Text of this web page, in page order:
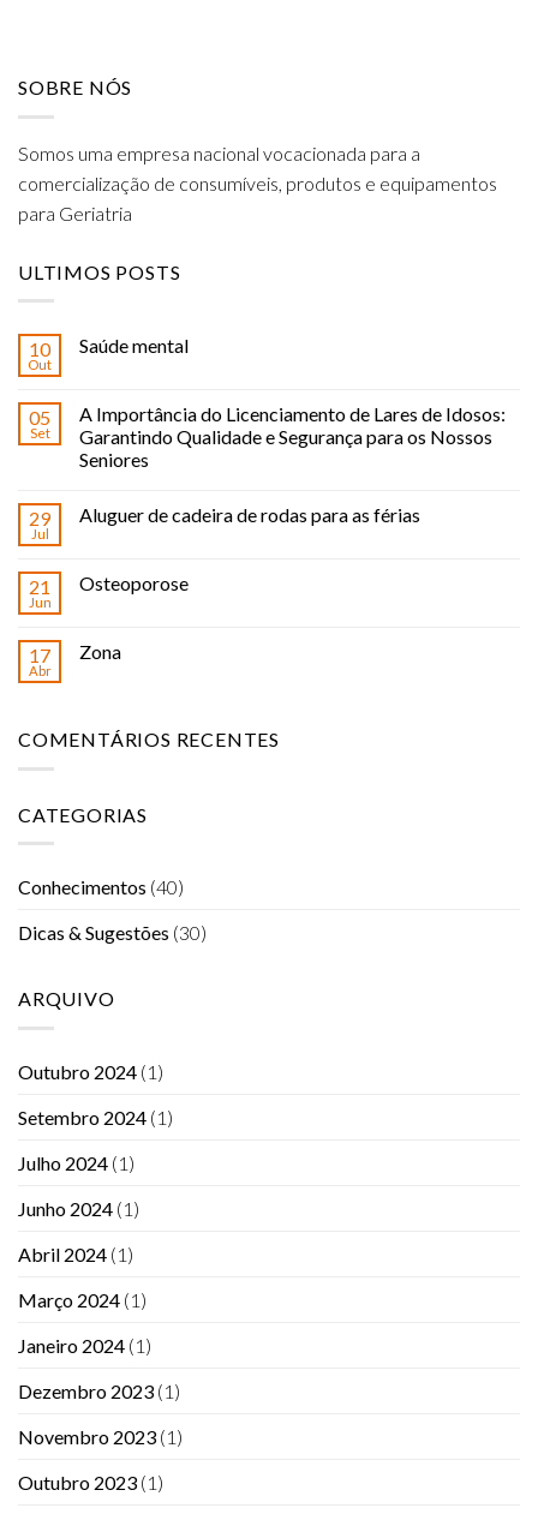
SOBRE NÓS
Somos uma empresa nacional vocacionada para a
comercialização de consumíveis, produtos e equipamentos
para Geriatria
ULTIMOS POSTS
10
Out
Saúde mental
05
Set
A Importância do Licenciamento de Lares de Idosos:
Garantindo Qualidade e Segurança para os Nossos
Seniores
29
Jul
Aluguer de cadeira de rodas para as férias
21
Jun
Osteoporose
17
Abr
Zona
COMENTÁRIOS RECENTES
CATEGORIAS
Conhecimentos (40)
Dicas & Sugestões (30)
ARQUIVO
Outubro 2024 (1)
Setembro 2024 (1)
Julho 2024 (1)
Junho 2024 (1)
Abril 2024 (1)
Março 2024 (1)
Janeiro 2024 (1)
Dezembro 2023 (1)
Novembro 2023 (1)
Outubro 2023 (1)